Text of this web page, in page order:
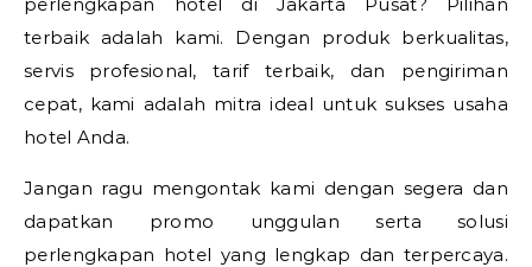
terbaik adalah kami. Dengan produk berkualitas,
servis profesional, tarif terbaik, dan pengiriman
cepat, kami adalah mitra ideal untuk sukses usaha
hotel Anda.
Jangan ragu mengontak kami dengan segera dan
dapatkan promo unggulan serta solusi
perlengkapan hotel yang lengkap dan terpercaya.